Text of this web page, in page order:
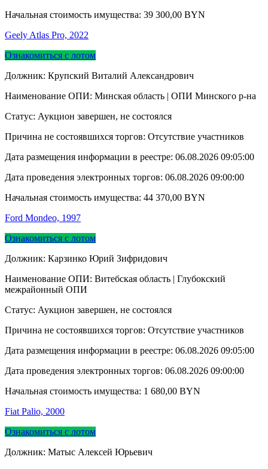
Начальная стоимость имущества: 39 300,00 BYN
Geely Atlas Pro, 2022
Ознакомиться с лотом
Должник: Крупский Виталий Александрович
Наименование ОПИ: Минская область | ОПИ Минского р-на
Статус: Аукцион завершен, не состоялся
Причина не состоявшихся торгов: Отсутствие участников
Дата размещения информации в реестре: 06.08.2026 09:05:00
Дата проведения электронных торгов: 06.08.2026 09:00:00
Начальная стоимость имущества: 44 370,00 BYN
Ford Mondeo, 1997
Ознакомиться с лотом
Должник: Карзинко Юрий Зифридович
Наименование ОПИ: Витебская область | Глубокский
межрайонный ОПИ
Статус: Аукцион завершен, не состоялся
Причина не состоявшихся торгов: Отсутствие участников
Дата размещения информации в реестре: 06.08.2026 09:05:00
Дата проведения электронных торгов: 06.08.2026 09:00:00
Начальная стоимость имущества: 1 680,00 BYN
Fiat Palio, 2000
Ознакомиться с лотом
Должник: Матыс Алексей Юрьевич